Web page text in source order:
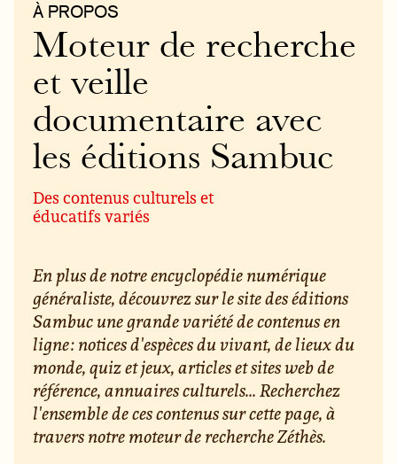
À PROPOS
Moteur de recherche
et veille
documentaire avec
les éditions Sambuc
Des contenus culturels et
éducatifs variés
En plus de notre encyclopédie numérique
généraliste, découvrez sur le site des éditions
Sambuc une grande variété de contenus en
ligne : notices d'espèces du vivant, de lieux du
monde, quiz et jeux, articles et sites web de
référence, annuaires culturels... Recherchez
l'ensemble de ces contenus sur cette page, à
travers notre moteur de recherche Zéthès.